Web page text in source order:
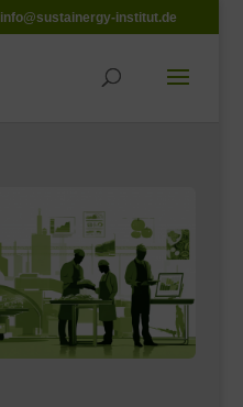
info@sustainergy-institut.de